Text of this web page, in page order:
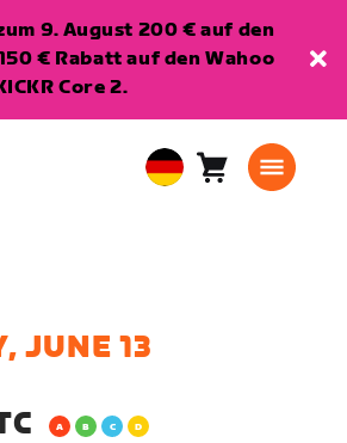
9. August 200 € auf den
€ Rabatt auf den Wahoo
Core 2.
EuropeanWarenkorb
JUNE 13